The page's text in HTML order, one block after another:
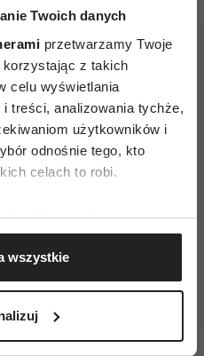
Twoich danych
przetwarzamy Twoje
korzystając z takich
celu wyświetlania
treści, analizowania tychże,
użytkowników i
odnośnie tego, kto
celach to robi.
również:
Twojej lokalizacji
nawet do kilku metrów
aktywnie
odcisk palca)
wszystkie
po 6 tygodniach.
niż leczyć i zacząć
planowaniem dziecka.
przygotują się do
jedna z korzyści
kulek. Stosując je,
wejście do pochwy, co
Sprawne mięśnie
podczas orgazmu!